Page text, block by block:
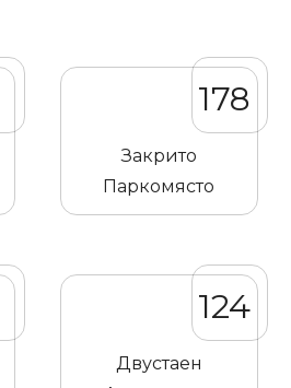
178
Закрито
Паркомясто
124
Двустаен